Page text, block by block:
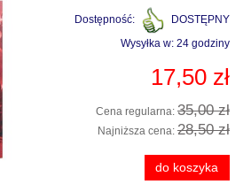
Dostępność:
DOSTĘPNY
Wysyłka w: 24 godziny
17,50 zł
Cena regularna: 35,00 zł
Najniższa cena: 28,50 zł
do koszyka